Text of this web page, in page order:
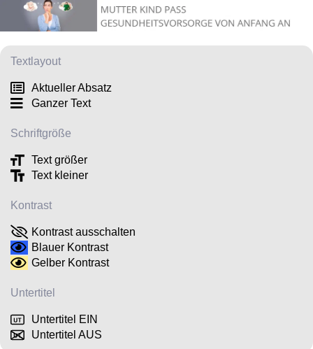
Textlayout
Aktueller Absatz
Ganzer Text
Schriftgröße
Text größer
Text kleiner
Kontrast
Kontrast ausschalten
Blauer Kontrast
Gelber Kontrast
Untertitel
Untertitel EIN
Untertitel AUS